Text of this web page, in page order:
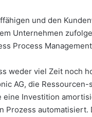
und den
Unternehmen
Process
weder viel Zeit noch
AG, die
eine Investition
Prozess